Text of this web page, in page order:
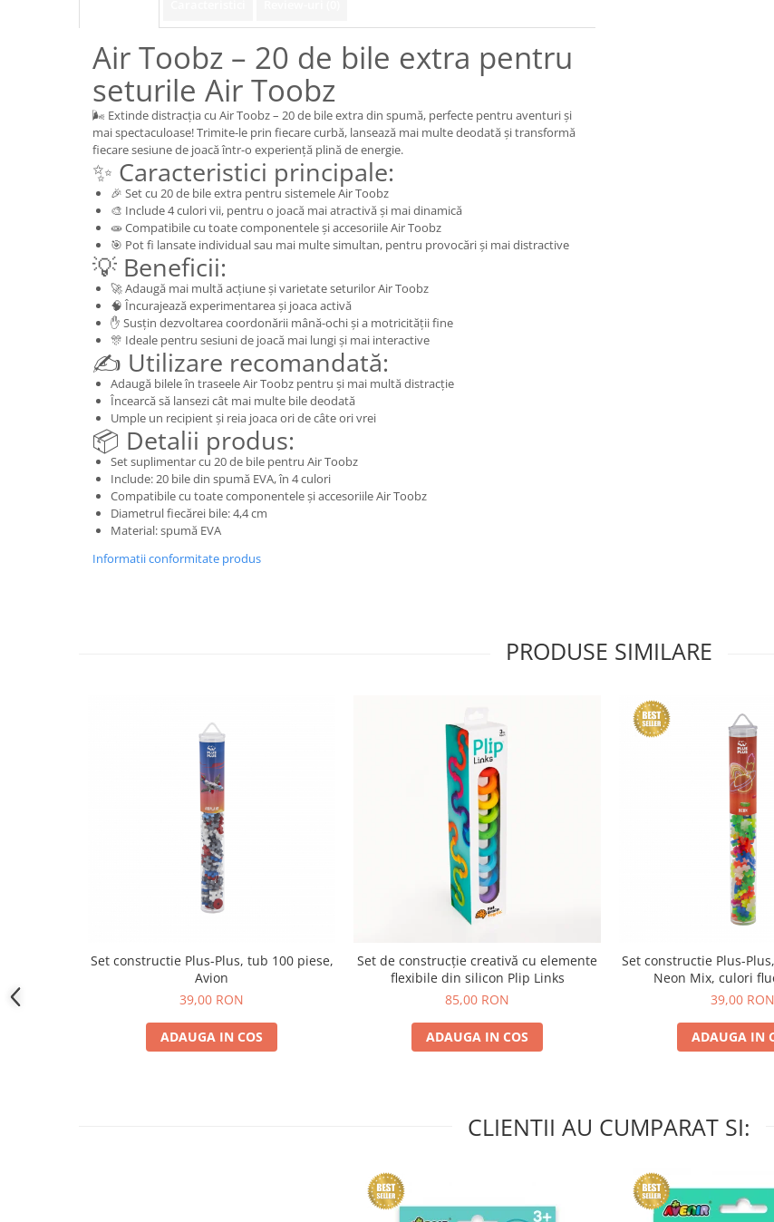
Air Toobz – 20 de bile extra pentru
seturile Air Toobz
🌬️ Extinde distracția cu Air Toobz – 20 de bile extra din spumă, perfecte pentru aventuri și
mai spectaculoase! Trimite-le prin fiecare curbă, lansează mai multe deodată și transformă
fiecare sesiune de joacă într-o experiență plină de energie.
✨ Caracteristici principale:
🎉 Set cu 20 de bile extra pentru sistemele Air Toobz
🎨 Include 4 culori vii, pentru o joacă mai atractivă și mai dinamică
🧫 Compatibile cu toate componentele și accesoriile Air Toobz
🎯 Pot fi lansate individual sau mai multe simultan, pentru provocări și mai distractive
💡 Beneficii:
🚀 Adaugă mai multă acțiune și varietate seturilor Air Toobz
🧠 Încurajează experimentarea și joaca activă
✋ Susțin dezvoltarea coordonării mână-ochi și a motricității fine
🎊 Ideale pentru sesiuni de joacă mai lungi și mai interactive
✍️ Utilizare recomandată:
Adaugă bilele în traseele Air Toobz pentru și mai multă distracție
Încearcă să lansezi cât mai multe bile deodată
Umple un recipient și reia joaca ori de câte ori vrei
📦 Detalii produs:
Set suplimentar cu 20 de bile pentru Air Toobz
Include: 20 bile din spumă EVA, în 4 culori
Compatibile cu toate componentele și accesoriile Air Toobz
Diametrul fiecărei bile: 4,4 cm
Material: spumă EVA
Informatii conformitate produs
PRODUSE SIMILARE
Set constructie Plus-Plus, tub 100 piese,
Avion
39,00 RON
ADAUGA IN COS
Set de construcție creativă cu elemente
flexibile din silicon Plip Links
85,00 RON
ADAUGA IN COS
Set constructie Plus-
Neon Mix, culori
39,00 RON
ADAUGA IN
CLIENTII AU CUMPARAT SI: